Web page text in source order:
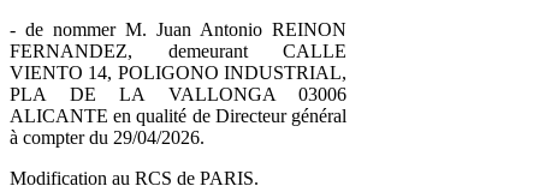
- de nommer M. Juan Antonio REINON
FERNANDEZ, demeurant CALLE
VIENTO 14, POLIGONO INDUSTRIAL,
PLA DE LA VALLONGA 03006
ALICANTE en qualité de Directeur général
à compter du 29/04/2026.
Modification au RCS de PARIS.